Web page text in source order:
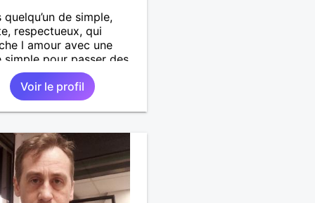
quelqu’un de simple,
respectueux, qui
l amour avec une
simple pour passer des
agréables :discuter,
visiter d’autres pays
de tête.
Voir le profil